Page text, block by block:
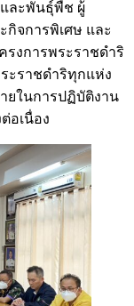
ละพันธุ์พืช ผู้
กิจการพิเศษ และ
งการพระราชดำริ
ะราชดำริทุกแห่ง
ยในการปฏิบัติงาน
อเนื่อง